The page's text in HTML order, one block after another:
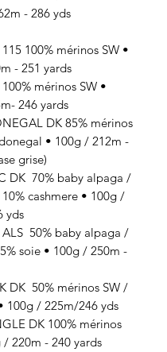
- 286 yds
100% mérinos SW •
- 251 yards
mérinos SW •
246 yards
DK 85% mérinos
• 100g / 212m -
grise)
DK 70% baby alpaga /
cashmere • 100g /
yds
50% baby alpaga /
soie • 100g / 250m -
DK 50% mérinos SW /
100g / 225m/246 yds
DK 100% mérinos
/ 220m - 240 yards